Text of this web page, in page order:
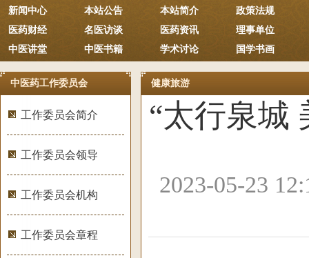
新闻中心 本站公告 本站简介
政策法规
医药财经
名医访谈 医药资讯
理事单位
中医讲堂
中医书籍 学术讨论 国学书画
中医药工作委员会
工作委员会简介
工作委员会领导
工作委员会机构
工作委员会章程
健康旅游
“太行泉城
2023-05-23